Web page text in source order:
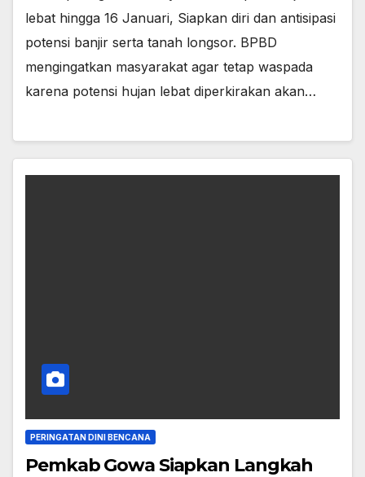
lebat hingga 16 Januari, Siapkan diri dan antisipasi
potensi banjir serta tanah longsor. BPBD
mengingatkan masyarakat agar tetap waspada
karena potensi hujan lebat diperkirakan akan…
PERINGATAN DINI BENCANA
Pemkab Gowa Siapkan Langkah